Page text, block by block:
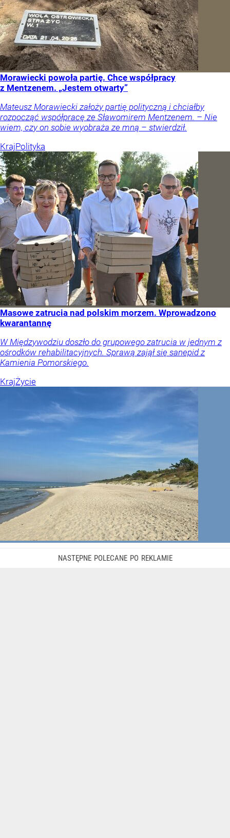
Morawiecki powoła partię. Chce współpracy
z Mentzenem. „Jestem otwarty”
Mateusz Morawiecki założy partię polityczną i chciałby
rozpocząć współpracę ze Sławomirem Mentzenem. – Nie
wiem, czy on sobie wyobraża ze mną – stwierdził.
KrajPolityka
Masowe zatrucia nad polskim morzem. Wprowadzono
kwarantannę
W Międzywodziu doszło do grupowego zatrucia w jednym z
ośrodków rehabilitacyjnych. Sprawą zajął się sanepid z
Kamienia Pomorskiego.
KrajŻycie